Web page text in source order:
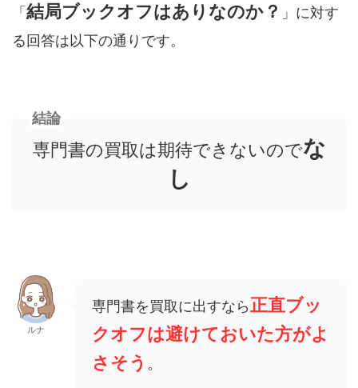
「 結局ブックオフはありなのか？ 」に対す
る回答は以下の通りです。
結論
専門書の買取は期待できないのでな
し
ルナ
専門書を買取に出すなら正直ブッ
クオフは避けておいた方がよ
さそう 。